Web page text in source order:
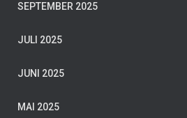
SEPTEMBER 2025
JULI 2025
JUNI 2025
MAI 2025